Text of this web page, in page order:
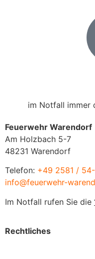
im Notfall immer
Feuerwehr Warendorf
Am Holzbach 5-7
48231 Warendorf
Telefon: +49 2581 / 54-
info@feuerwehr-
Im Notfall rufen Sie die
Rechtliches